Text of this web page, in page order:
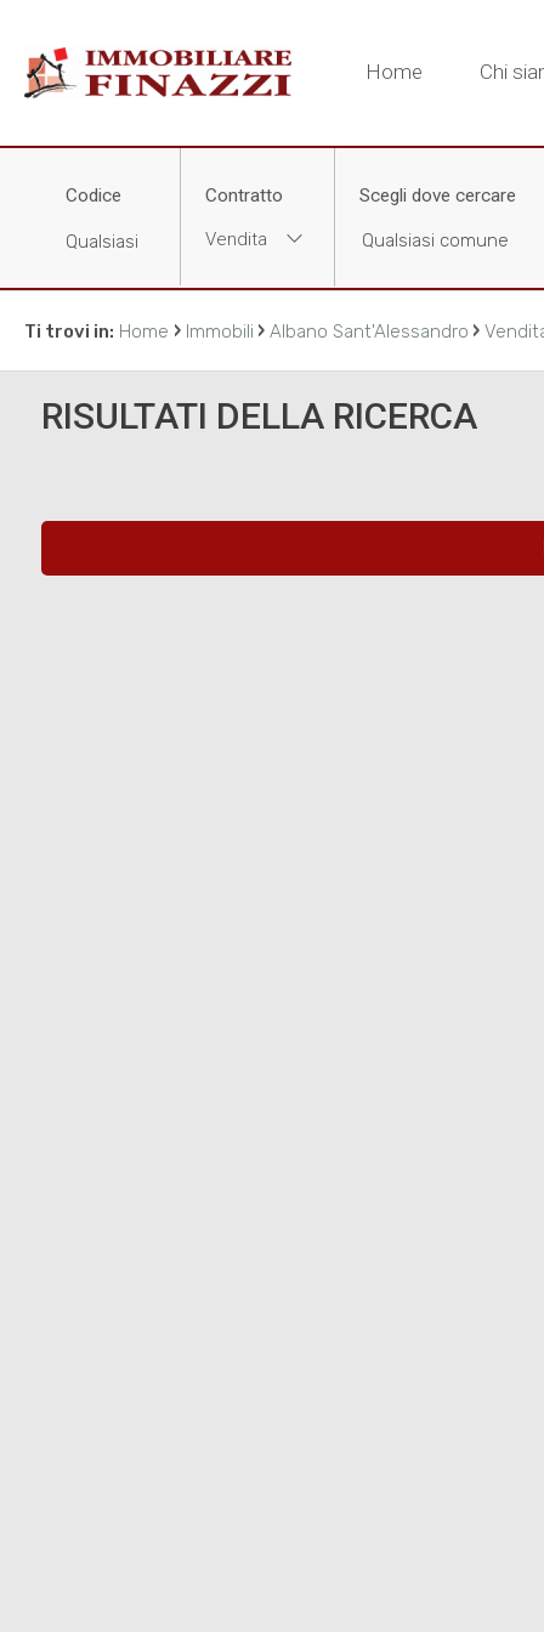
Home Chi
Codice
Contratto
Vendita
Scegli dove cercare
Ti trovi in: Home › Immobili › Albano Sant'Alessandro ›
RISULTATI DELLA RICERCA